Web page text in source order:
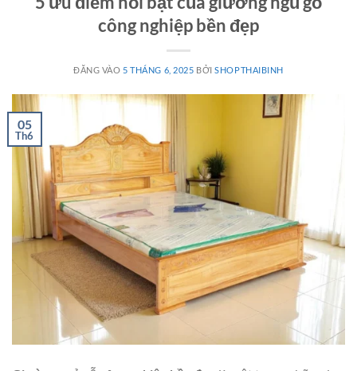
công nghiệp bền đẹp
ĐĂNG VÀO 5 THÁNG 6, 2025 BỞISHOPTHAIBINH
05
Th6